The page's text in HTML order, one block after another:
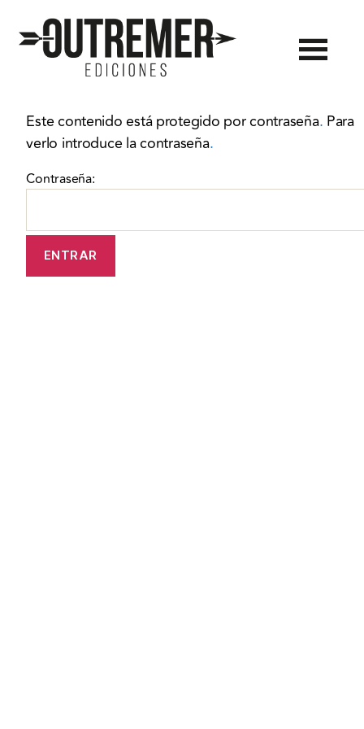
EdicionesEste contenido está protegido por contraseña. Para
verlo introduce la contraseña.
Contraseña: